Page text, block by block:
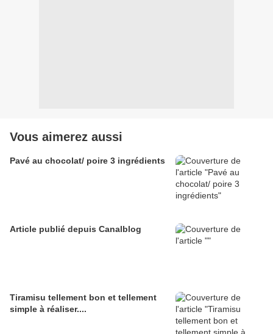
Vous aimerez aussi
Pavé au chocolat/ poire 3 ingrédients
Article publié depuis Canalblog
Tiramisu tellement bon et tellement
simple à réaliser....